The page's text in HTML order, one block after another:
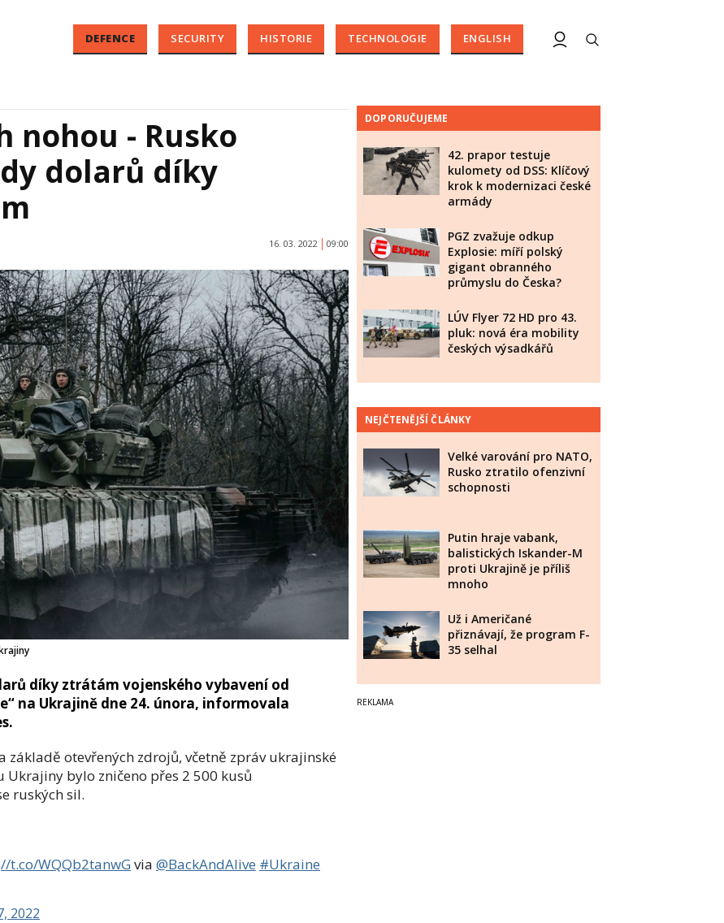
DEFENCE SECURITY HISTORIE TECHNOLOGIE ENGLISH
nohou - Rusko
dolarů díky
16. 03. 2022 09:00
díky ztrátám vojenského vybavení od
na Ukrajině dne 24. února, informovala
otevřených zdrojů, včetně zpráv ukrajinské
bylo zničeno přes 2 500 kusů
ruských sil.
//t.co/WQQb2tanwG via @BackAndAlive #Ukraine
2022
DOPORUČUJEME
42. prapor testuje
kulomety od DSS: Klíčový
krok k modernizaci české
armády
PGZ zvažuje odkup
Explosie: míří polský
gigant obranného
průmyslu do Česka?
LÚV Flyer 72 HD pro 43.
pluk: nová éra mobility
českých výsadkářů
NEJČTENĚJŠÍ ČLÁNKY
Velké varování pro NATO,
Rusko ztratilo ofenzivní
schopnosti
Putin hraje vabank,
balistických Iskander-M
proti Ukrajině je příliš
mnoho
Už i Američané
přiznávají, že program F-
35 selhal